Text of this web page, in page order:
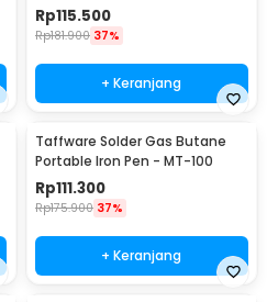
Rp115.500
Rp181.900 37%
+ Keranjang
Taffware Solder Gas Butane
Portable Iron Pen - MT-100
Rp111.300
Rp175.900 37%
+ Keranjang